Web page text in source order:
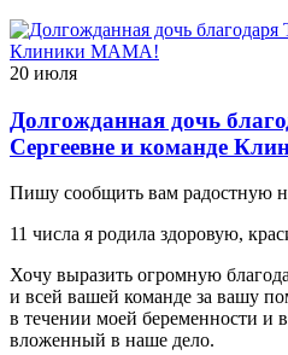
20 июля
Долгожданная дочь
Сергеевне и команде
Пишу сообщить вам радостную
11 числа я родила здоровую,
Хочу выразить огромную
и всей вашей команде за вашу
в течении моей беременности и
вложенный в наше дело.